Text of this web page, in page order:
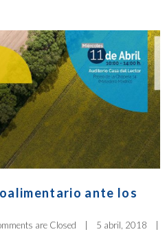
ante los
are Closed 5 abril, 2018